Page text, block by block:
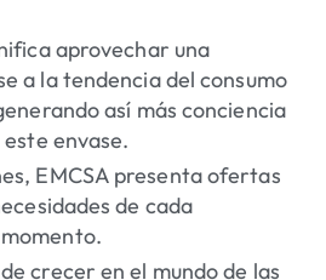
aprovechar una
a la tendencia del consumo
así más conciencia
envase.
EMCSA presenta ofertas
de cada
crecer en el mundo de las